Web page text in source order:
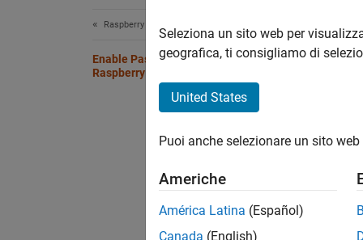
Raspberry Pi Blockset
Enable Passwordless Sudo on
Raspberry Pi Hardware
To run
you to
Seleziona un sito web per
geografica, ti consigliamo di
United States
Puoi anche selezionare un sito
Americhe
América Latina (Español)
Canada (English)